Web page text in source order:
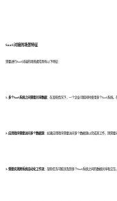
SaaS对接的场景特征
需要进行SaaS对接的场景通常具有以下特征：
1. 多个SaaS系统之间需要共享数据：在某些情况下，一个企业可能同时使用多个SaaS系统
2. 应用程序需要访问多个数据源：如果应用程序需要访问多个数据源以完成其工作，则需要
3. 需要实现跨系统自动化工作流：某些任务可能涉及到多个SaaS系统之间的数据共享和交